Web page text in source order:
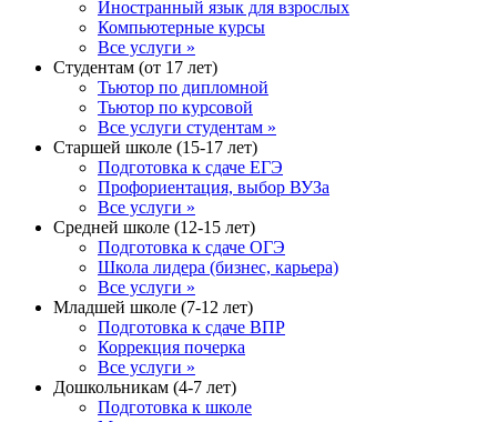
Иностранный язык для взрослых
Компьютерные курсы
Все услуги »
Студентам (от 17 лет)
Тьютор по дипломной
Тьютор по курсовой
Все услуги студентам »
Старшей школе (15-17 лет)
Подготовка к сдаче ЕГЭ
Профориентация, выбор ВУЗа
Все услуги »
Средней школе (12-15 лет)
Подготовка к сдаче ОГЭ
Школа лидера (бизнес, карьера)
Все услуги »
Младшей школе (7-12 лет)
Подготовка к сдаче ВПР
Коррекция почерка
Все услуги »
Дошкольникам (4-7 лет)
Подготовка к школе